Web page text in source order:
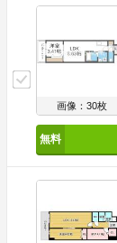
画像：30枚